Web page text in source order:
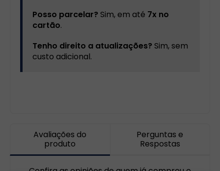
Posso parcelar? Sim, em até 7x no
cartão.
Tenho direito a atualizações? Sim, sem
custo adicional.
Avaliações do
produto
Perguntas e
Respostas